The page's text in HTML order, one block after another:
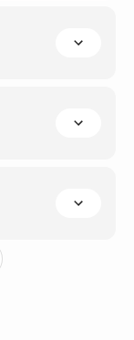
сумма кредита